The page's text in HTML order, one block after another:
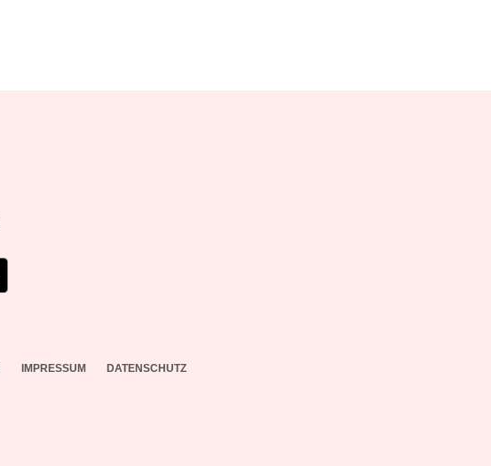
IMPRESSUM DATENSCHUTZ